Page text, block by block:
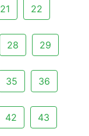
21 22
28 29
35 36
42 43